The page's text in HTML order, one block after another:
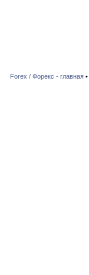
Forex / Форекс - главная•